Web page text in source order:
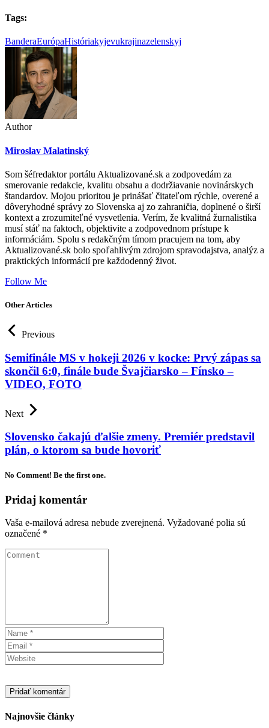
Tags:
BanderaEurópaHistóriakyjevukrajinazelenskyj
Author
Miroslav Malatinský
Som šéfredaktor portálu Aktualizované.sk a zodpovedám za
smerovanie redakcie, kvalitu obsahu a dodržiavanie novinárskych
štandardov. Mojou prioritou je prinášať čitateľom rýchle, overené a
dôveryhodné správy zo Slovenska aj zo zahraničia, doplnené o širší
kontext a zrozumiteľné vysvetlenia. Verím, že kvalitná žurnalistika
musí stáť na faktoch, objektivite a zodpovednom prístupe k
informáciám. Spolu s redakčným tímom pracujem na tom, aby
Aktualizované.sk bolo spoľahlivým zdrojom spravodajstva, analýz a
praktických informácií pre každodenný život.
Follow Me
Other Articles
Previous
Semifinále MS v hokeji 2026 v kocke: Prvý zápas sa
skončil 6:0, finále bude Švajčiarsko – Fínsko –
VIDEO, FOTO
Next
Slovensko čakajú ďalšie zmeny. Premiér predstavil
plán, o ktorom sa bude hovoriť
No Comment! Be the first one.
Pridaj komentár
Vaša e-mailová adresa nebude zverejnená. Vyžadované polia sú
označené *
Najnovšie články